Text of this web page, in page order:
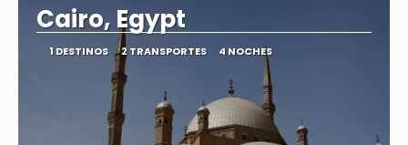
Cairo, Egypt
1 DESTINOS 2 TRANSPORTES 4 NOCHES